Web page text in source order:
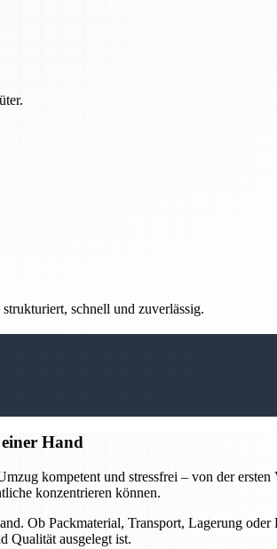
schnell und zuverlässig.
Hand
kompetent und stressfrei – von der
konzentrieren können.
Ob Packmaterial, Transport, Lagerung
Qualität ausgelegt ist.